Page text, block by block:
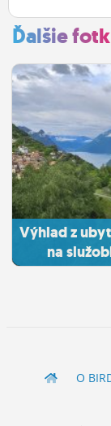
Ďalšie
Výhlad z
na
O